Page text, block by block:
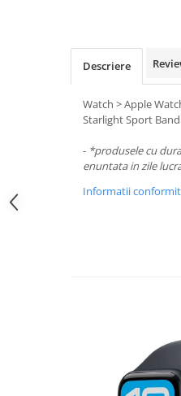
Tastaturi Gaming
Card Reader
Periferice PC
Mouse
Descriere
Watch > Apple
Starlight Sport
- *produsele cu
enuntata in zile
Informatii